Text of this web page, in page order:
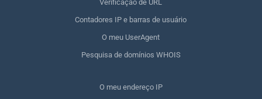
Verificação de URL
Contadores IP e barras de usuário
O meu UserAgent
Pesquisa de domínios WHOIS
O meu endereço IP